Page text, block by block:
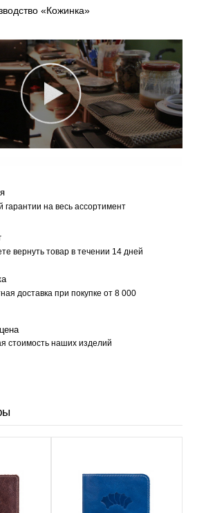
«Кожинка»
гарантии на весь ассортимент
вернуть товар в течении 14 дней
доставка при покупке от 8 000
стоимость наших изделий